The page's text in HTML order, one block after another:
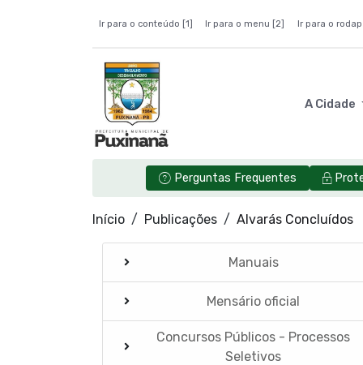
Ir para o conteúdo [1] Ir para o menu [2] Ir para o
A Cidade
Perguntas Frequentes
Início Publicações Alvarás Concluídos
Manuais
Mensário oficial
Concursos Públicos - Processos
Seletivos